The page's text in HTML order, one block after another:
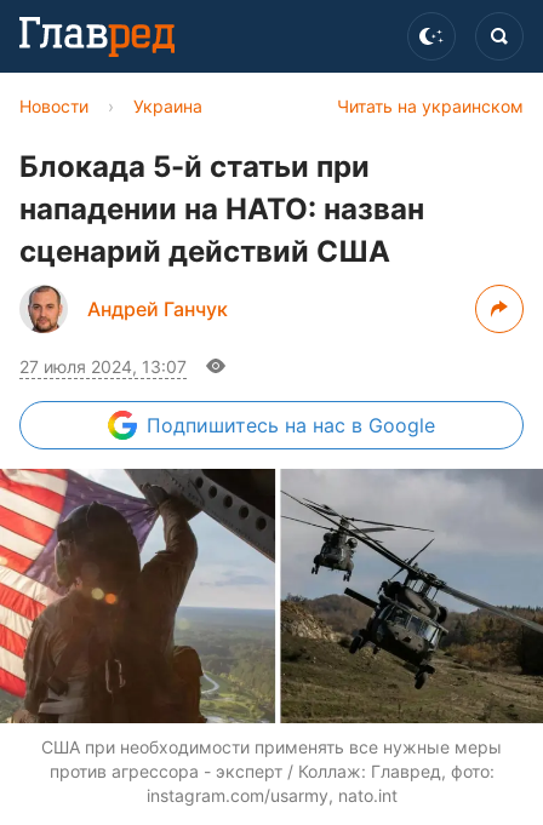
Читать на украинском
Новости › Украина
Блокада 5-й статьи при
нападении на НАТО: назван
сценарий действий США
Андрей Ганчук
27 июля 2024, 13:07
Подпишитесь на нас в Google
США при необходимости применять все нужные меры
против агрессора - эксперт / Коллаж: Главред, фото:
instagram.com/usarmy, nato.int